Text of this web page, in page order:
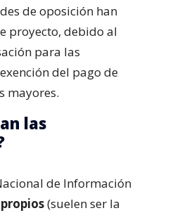
de oposición han
proyecto, debido al
para las
del pago de
mayores.
las
de Información
(suelen ser la